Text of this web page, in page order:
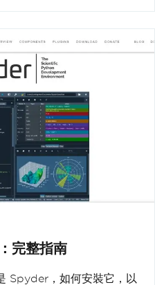
完整指南
Spyder，如何安裝它，以